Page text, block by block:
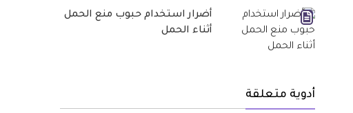
أضرار استخدام حبوب منع الحمل
أثناء الحمل
أدوية متعلقة